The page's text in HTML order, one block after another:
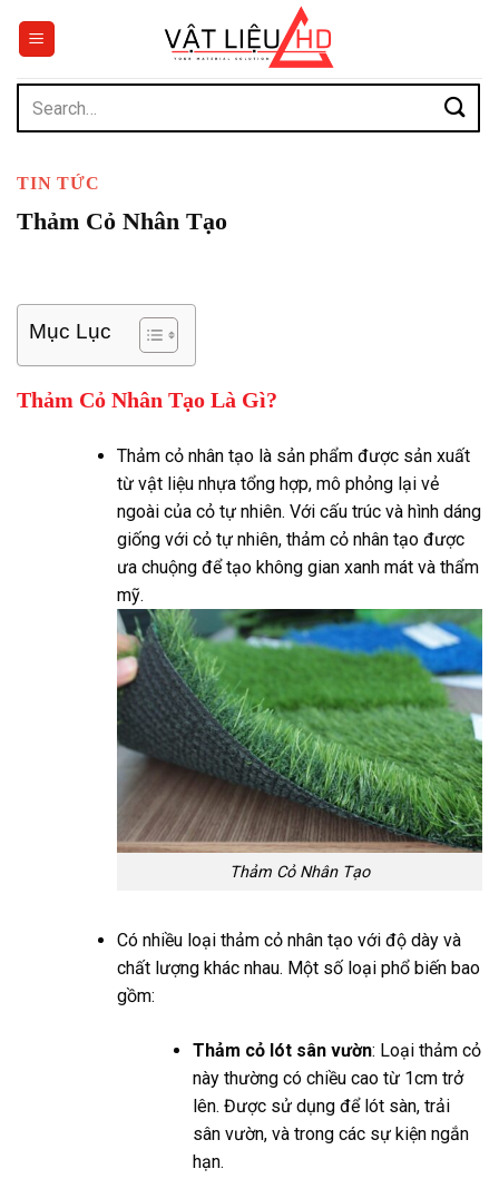
dung
for:
TIN TỨC
Thảm Cỏ Nhân Tạo
Mục Lục
Thảm Cỏ Nhân Tạo Là Gì?
Thảm cỏ nhân tạo là sản phẩm được sản xuất
từ vật liệu nhựa tổng hợp, mô phỏng lại vẻ
ngoài của cỏ tự nhiên. Với cấu trúc và hình dáng
giống với cỏ tự nhiên, thảm cỏ nhân tạo được
ưa chuộng để tạo không gian xanh mát và thẩm
mỹ.
Thảm Cỏ Nhân Tạo
Có nhiều loại thảm cỏ nhân tạo với độ dày và
chất lượng khác nhau. Một số loại phổ biến bao
gồm:
Thảm cỏ lót sân vườn: Loại thảm cỏ
này thường có chiều cao từ 1cm trở
lên. Được sử dụng để lót sàn, trải
sân vườn, và trong các sự kiện ngắn
hạn.